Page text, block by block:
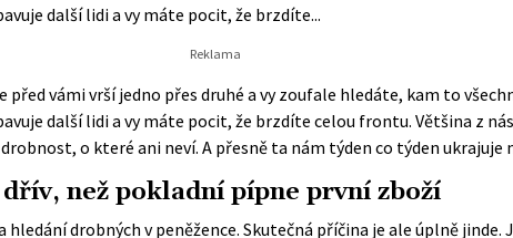
další lidi a vy máte pocit, že brzdíte...
před vámi vrší jedno přes druhé a vy zoufale hledáte, kam to
další lidi a vy máte pocit, že brzdíte celou frontu. Většina z
o které ani neví. A přesně ta nám týden co týden ukrajuje
dřív, než pokladní pípne první zboží
drobných v peněžence. Skutečná příčina je ale úplně jinde.